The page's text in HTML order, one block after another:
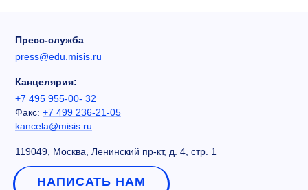
Пресс-служба
press@edu.misis.ru
Канцелярия:
+7 495 955-00- 32
Факс: +7 499 236-21-05
kancela@misis.ru
119049, Москва, Ленинский пр-кт, д. 4, стр. 1
НАПИСАТЬ НАМ